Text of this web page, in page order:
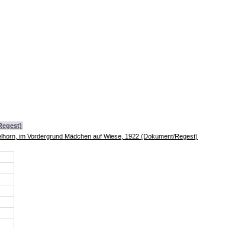
im Vordergrund Mädchen auf Wiese, 1922 (Dokument/Regest)